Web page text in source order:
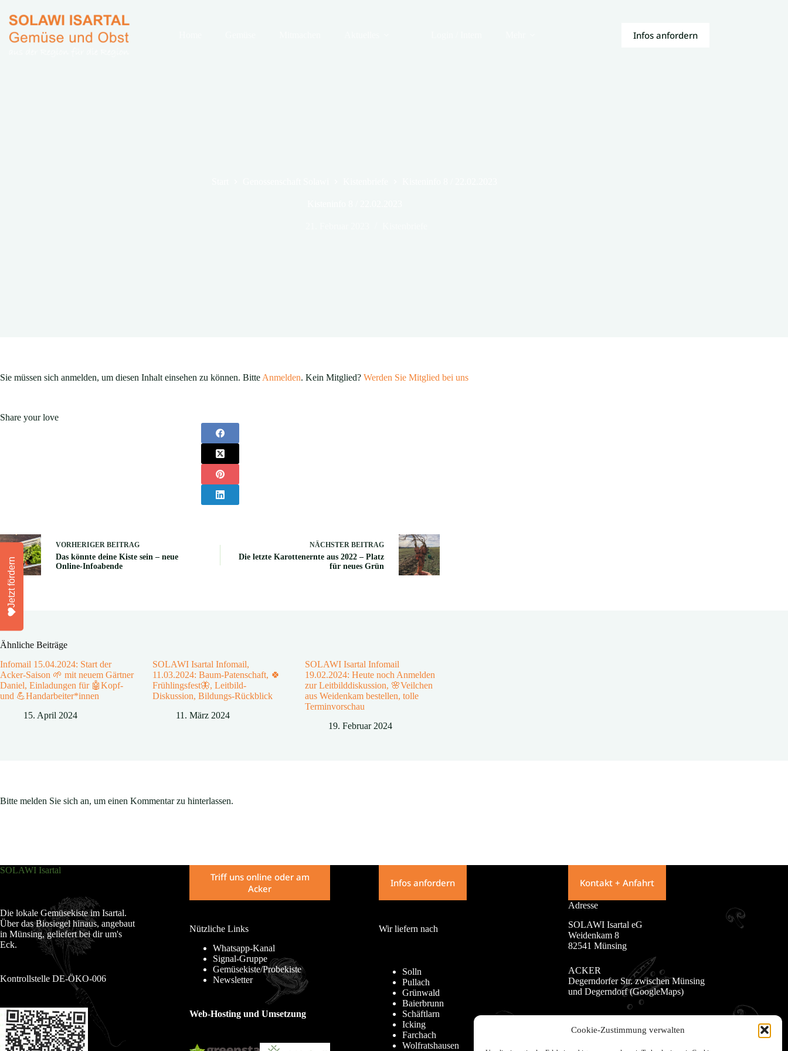
Cookie-Zustimmung verwalten
Inhalt
springen
Infos anfordern
Sie müssen sich anmelden, um diesen Inhalt einsehen zu können. Bitte Anmelden. Kein Mitglied? Werden Sie Mitglied bei uns
Share your love
VORHERIGER BEITRAG
Das könnte deine Kiste sein – neue
Online-Infoabende
NÄCHSTER BEITRAG
Die letzte Karottenernte aus 2022 – Platz
für neues Grün
Ähnliche Beiträge
Infomail 15.04.2024: Start der
Acker-Saison 🌱 mit neuem Gärtner
Daniel, Einladungen für 🤖Kopf-
und 💪Handarbeiter*innen
15. April 2024
SOLAWI Isartal Infomail,
11.03.2024: Baum-Patenschaft, 🍀
Frühlingsfest🦋, Leitbild-
Diskussion, Bildungs-Rückblick
11. März 2024
SOLAWI Isartal Infomail
19.02.2024: Heute noch Anmelden
zur Leitbilddiskussion, 🌸Veilchen
aus Weidenkam bestellen, tolle
Terminvorschau
19. Februar 2024
Bitte melden Sie sich an, um einen Kommentar zu hinterlassen.
SOLAWI Isartal
Die lokale Gemüsekiste im Isartal.
Über das Biosiegel hinaus, angebaut
in Münsing, geliefert bei dir um's
Eck.
Kontrollstelle DE-ÖKO-006
Triff uns online oder am
Acker
Nützliche Links
Whatsapp-Kanal
Signal-Gruppe
Gemüsekiste/Probekiste
Newsletter
Web-Hosting und Umsetzung
Infos anfordern
Wir liefern nach
Solln
Pullach
Grünwald
Baierbrunn
Schäftlarn
Icking
Farchach
Wolfratshausen
Kontakt + Anfahrt
Adresse
SOLAWI Isartal eG
Weidenkam 8
82541 Münsing
ACKER
Degerndorfer Str. zwischen Münsing
und Degerndorf (GoogleMaps)
Jetzt fördern